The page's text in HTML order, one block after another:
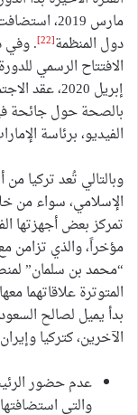
دول المنظمة[22]
الافتتاح الرسمي
إبريل 2020،
بالصحة حول جائحة
الفيديو، برئاسة
وبالتالي تُعد تركيا
الإسلامي، سواء من
تمركز بعض أجهزتها
مؤخراً، والذي
“محمد بن سلمان”
المتوترة علاقاتهما
بدأ يميل لصالح
الآخرين، كتركيا
عدم حضور